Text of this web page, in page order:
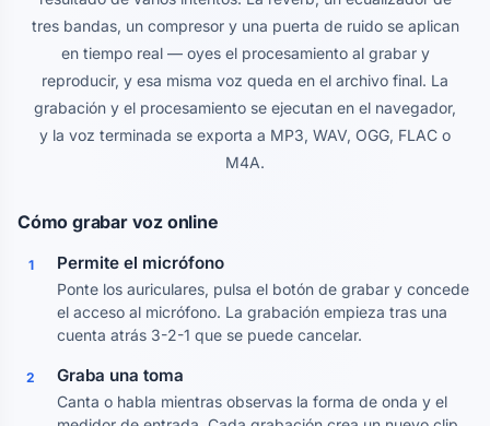
tres bandas, un compresor y una puerta de ruido se aplican
en tiempo real — oyes el procesamiento al grabar y
reproducir, y esa misma voz queda en el archivo final. La
grabación y el procesamiento se ejecutan en el navegador,
y la voz terminada se exporta a MP3, WAV, OGG, FLAC o
M4A.
Cómo grabar voz online
1 Permite el micrófono
Ponte los auriculares, pulsa el botón de grabar y concede
el acceso al micrófono. La grabación empieza tras una
cuenta atrás 3-2-1 que se puede cancelar.
2 Graba una toma
Canta o habla mientras observas la forma de onda y el